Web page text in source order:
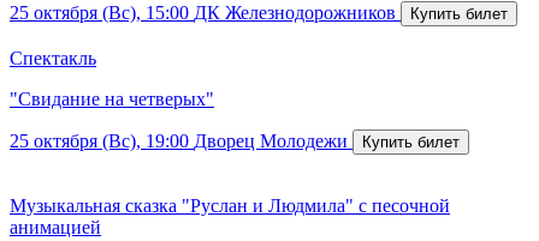
25 октября (Вс), 15:00 ДК Железнодорожников
Спектакль
"Свидание на четверых"
25 октября (Вс), 19:00 Дворец Молодежи
Музыкальная сказка "Руслан и Людмила" с песочной
анимацией